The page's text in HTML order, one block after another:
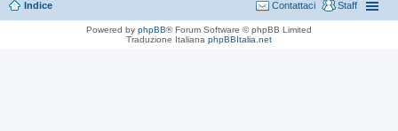
Indice Staff
Contattaci
Powered by phpBB® Forum Software © phpBB Limited
Traduzione Italiana phpBBItalia.net